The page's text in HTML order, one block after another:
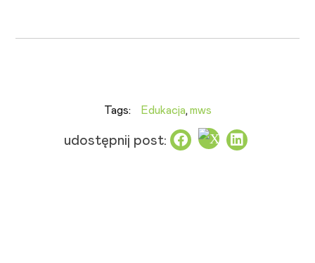
Tags: Edukacja, mws
udostępnij post: